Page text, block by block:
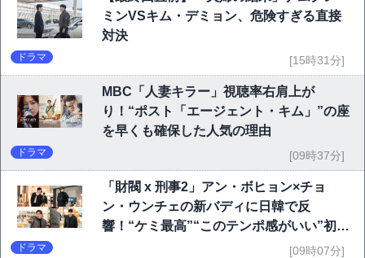
ミンVSキム・デミョン、危険すぎる直接
対決
ドラマ [15時31分]
MBC「人妻キラー」視聴率右肩上が
り！“ポスト「エージェント・キム」”の座
を早くも確保した人気の理由
ドラマ [09時37分]
「財閥 x 刑事2」アン・ボヒョン×チョ
ン・ウンチェの新バディに日韓で反
響！“ケミ最高”“このテンポ感がいい”初回
ドラマ [09時07分]